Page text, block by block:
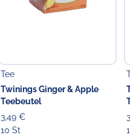
Tee
Twinings Ginger & Apple
Teebeutel
3,49 €
10 St